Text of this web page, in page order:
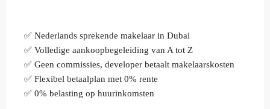
✅ Nederlands sprekende makelaar in Dubai
✅ Volledige aankoopbegeleiding van A tot Z
✅ Geen commissies, developer betaalt makelaarskosten
✅ Flexibel betaalplan met 0% rente
✅ 0% belasting op huurinkomsten